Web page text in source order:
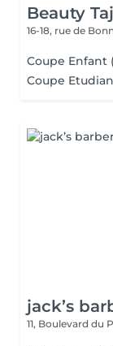
Beauty
16-18, rue de
Coupe Enfant (
Coupe
jack’s
11, Boulevard du